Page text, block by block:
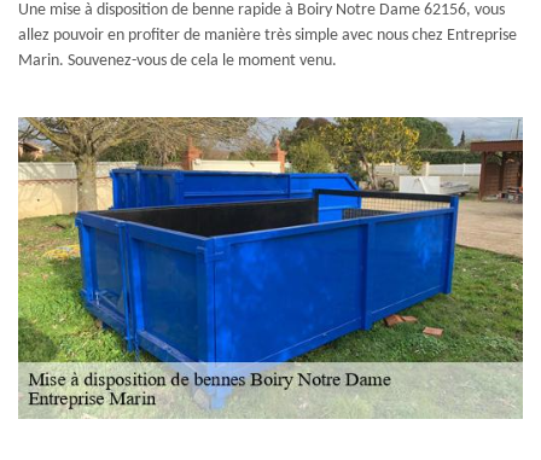
Une mise à disposition de benne rapide à Boiry Notre Dame 62156, vous
allez pouvoir en profiter de manière très simple avec nous chez Entreprise
Marin. Souvenez-vous de cela le moment venu.